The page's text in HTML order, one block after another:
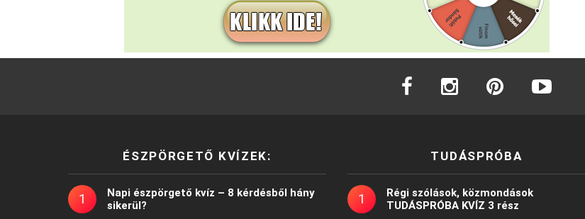
facebook instagram
ÉSZPÖRGETŐ KVÍZEK:
Napi észpörgető kvíz – 8 kérdésből hány
sikerül?
TUDÁSPRÓBA
Régi szólások, közmondások
TUDÁSPRÓBA KVÍZ 3 rész